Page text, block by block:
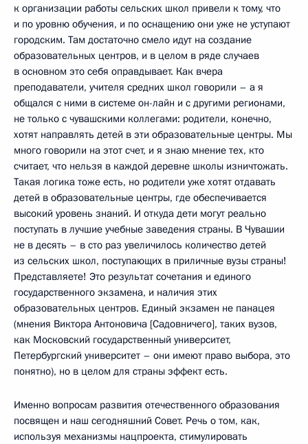
к организации работы сельских школ привели к тому, что
и по уровню обучения, и по оснащению они уже не уступают
городским. Там достаточно смело идут на создание
образовательных центров, и в целом в ряде случаев
в основном это себя оправдывает. Как вчера
преподаватели, учителя средних школ говорили – а я
общался с ними в системе он-лайн и с другими регионами,
не только с чувашскими коллегами: родители, конечно,
хотят направлять детей в эти образовательные центры. Мы
много говорили на этот счет, и я знаю мнение тех, кто
считает, что нельзя в каждой деревне школы изничтожать.
Такая логика тоже есть, но родители уже хотят отдавать
детей в образовательные центры, где обеспечивается
высокий уровень знаний. И откуда дети могут реально
поступать в лучшие учебные заведения страны. В Чувашии
не в десять – в сто раз увеличилось количество детей
из сельских школ, поступающих в приличные вузы страны!
Представляете! Это результат сочетания и единого
государственного экзамена, и наличия этих
образовательных центров. Единый экзамен не панацея
(мнения Виктора Антоновича [Садовничего], таких вузов,
как Московский государственный университет,
Петербургский университет – они имеют право выбора, это
понятно), но в целом для страны эффект есть.
Именно вопросам развития отечественного образования
посвящен и наш сегодняшний Совет. Речь о том, как,
используя механизмы нацпроекта, стимулировать